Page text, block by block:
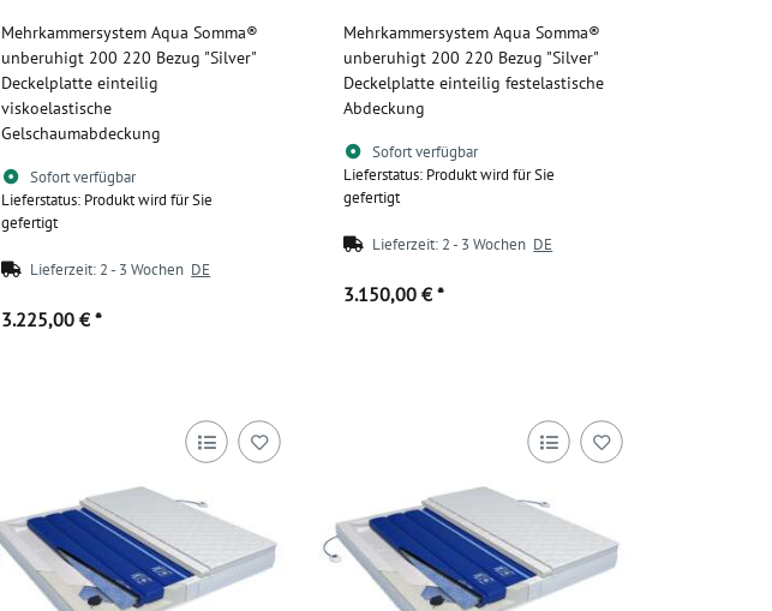
Mehrkammersystem Aqua Somma®
unberuhigt 200 220 Bezug "Silver"
Deckelplatte einteilig
viskoelastische
Gelschaumabdeckung
Sofort verfügbar
Lieferstatus: Produkt wird für Sie
gefertigt
Lieferzeit: 2 - 3 Wochen DE
3.225,00 € *
Mehrkammersystem Aqua Somma®
unberuhigt 200 220 Bezug "Silver"
Deckelplatte einteilig festelastische
Abdeckung
Sofort verfügbar
Lieferstatus: Produkt wird für Sie
gefertigt
Lieferzeit: 2 - 3 Wochen DE
3.150,00 € *